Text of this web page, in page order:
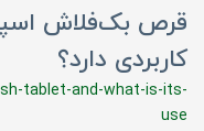
قرص بک‌فلاش
کاربردی دارد؟
tablet-and-what-is-its-
use